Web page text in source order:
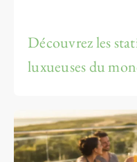
Découvrez les
luxueuses du